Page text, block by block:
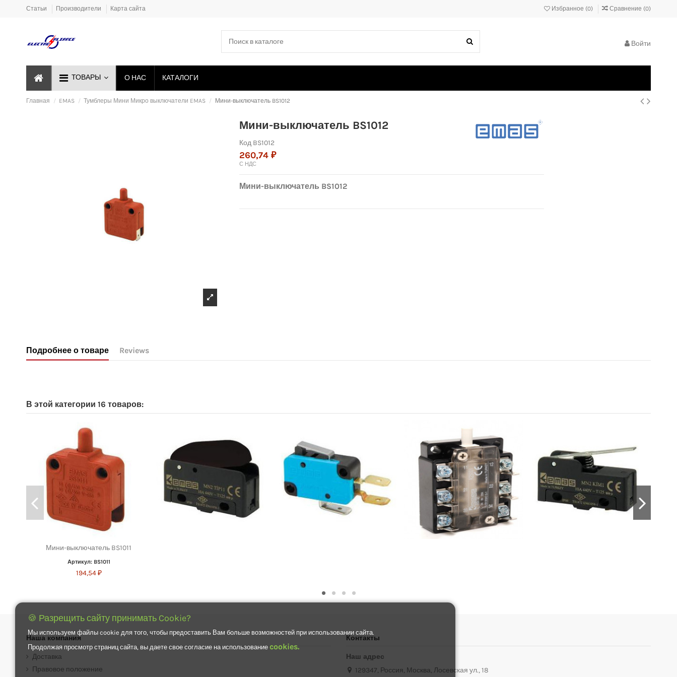
Статьи Производители Карта сайта Избранное (0) Сравнение (0)
Войти
ТОВАРЫ О НАС КАТАЛОГИ
Главная EMAS Тумблеры Мини Микро выключатели EMAS Мини-выключатель BS1012
Мини-выключатель BS1012
Код BS1012
260,74 ₽
С НДС
Мини-выключатель BS1012
Подробнее о товаре Reviews
В этой категории 16 товаров:
Мини-выключатель BS1011
Артикул: BS1011
194,54 ₽
Наша компания
Доставка
Правовое положение
Контакты
Наш адрес
129347, Россия, Москва, Лосевская ул., 18
🍪 Разрещить сайту принимать Cookie?
Мы используем файлы cookie для того, чтобы предоставить Вам больше возможностей при использовании сайта.
Продолжая просмотр страниц сайта, вы даете свое согласие на использование cookies.